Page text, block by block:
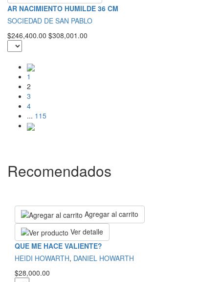
AR NACIMIENTO HUMILDE 36 CM
SOCIEDAD DE SAN PABLO
$246,400.00 $308,001.00
1
2
3
4
... 115
Recomendados
Agregar al carrito
Ver detalle
QUE ME HACE VALIENTE?
HEIDI HOWARTH, DANIEL HOWARTH
$28,000.00